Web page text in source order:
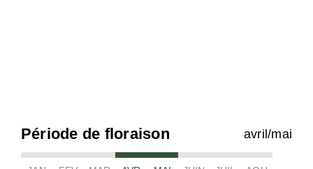
Période de floraison avril/mai